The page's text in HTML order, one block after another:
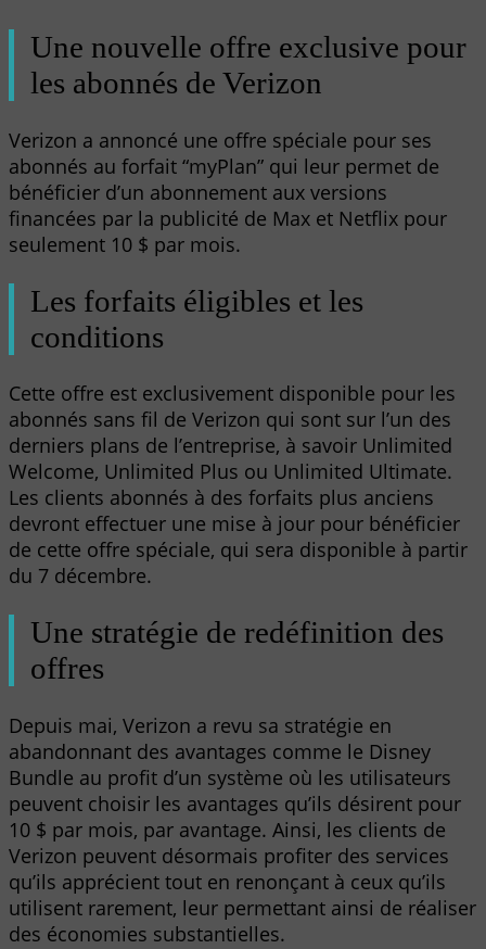
Une nouvelle offre exclusive pour
les abonnés de Verizon
Verizon a annoncé une offre spéciale pour ses
abonnés au forfait “myPlan” qui leur permet de
bénéficier d’un abonnement aux versions
financées par la publicité de Max et Netflix pour
seulement 10 $ par mois.
Les forfaits éligibles et les
conditions
Cette offre est exclusivement disponible pour les
abonnés sans fil de Verizon qui sont sur l’un des
derniers plans de l’entreprise, à savoir Unlimited
Welcome, Unlimited Plus ou Unlimited Ultimate.
Les clients abonnés à des forfaits plus anciens
devront effectuer une mise à jour pour bénéficier
de cette offre spéciale, qui sera disponible à partir
du 7 décembre.
Une stratégie de redéfinition des
offres
Depuis mai, Verizon a revu sa stratégie en
abandonnant des avantages comme le Disney
Bundle au profit d’un système où les utilisateurs
peuvent choisir les avantages qu’ils désirent pour
10 $ par mois, par avantage. Ainsi, les clients de
Verizon peuvent désormais profiter des services
qu’ils apprécient tout en renonçant à ceux qu’ils
utilisent rarement, leur permettant ainsi de réaliser
des économies substantielles.